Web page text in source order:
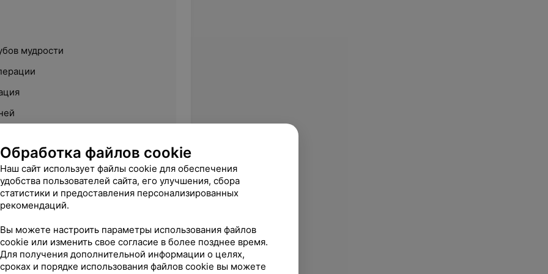
мудрости
медицинский университет,
Обработка файлов cookie
Наш сайт использует файлы cookie для обеспечения
удобства пользователей сайта, его улучшения, сбора
статистики и предоставления персонализированных
рекомендаций.
Вы можете настроить параметры использования файлов
cookie или изменить свое согласие в более позднее время.
Для получения дополнительной информации о целях,
сроках и порядке использования файлов cookie вы можете